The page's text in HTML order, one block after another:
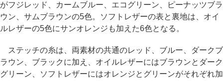
がフジレッド、カームブルー、エコグリーン、ピーナッツブラ
ウン、サムブラウンの5色。ソフトレザーの表と裏地は、オイ
ルレザーの5色にサンオレンジも加えた6色となる。
ステッチの糸は、両素材の共通のレッド、ブルー、ダークブ
ラウン、ブラックに加え、オイルレザーにはブラウンとダーク
グリーン、ソフトレザーにはオレンジとグリーンがそれぞれ加